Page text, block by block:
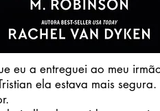
eu a entreguei ao meu
ela estava mais segura.